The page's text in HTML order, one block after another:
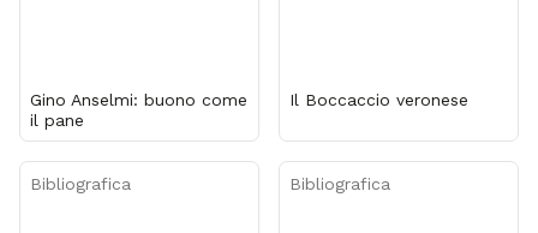
Gino Anselmi: buono come
il pane
Il Boccaccio veronese
Bibliografica Bibliografica